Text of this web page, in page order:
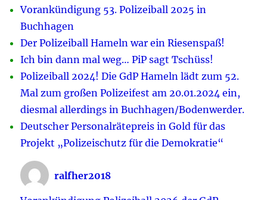
Vorankündigung 53. Polizeiball 2025 in
Buchhagen
Der Polizeiball Hameln war ein Riesenspaß!
Ich bin dann mal weg… PiP sagt Tschüss!
Polizeiball 2024! Die GdP Hameln lädt zum 52.
Mal zum großen Polizeifest am 20.01.2024 ein,
diesmal allerdings in Buchhagen/Bodenwerder.
Deutscher Personalrätepreis in Gold für das
Projekt „Polizeischutz für die Demokratie“
ralfher2018